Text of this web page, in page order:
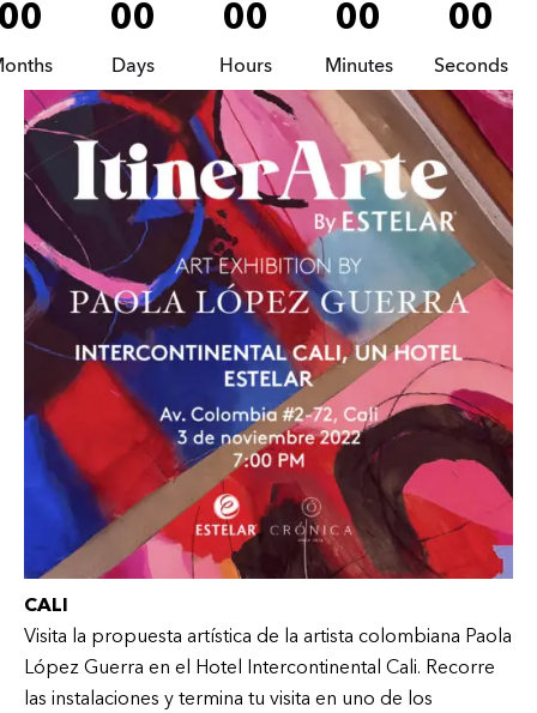
00
Days
00
Hours
00
Minutes
00
Seconds
CALI
Visita la propuesta artística de la artista colombiana Paola
López Guerra en el Hotel Intercontinental Cali. Recorre
las instalaciones y termina tu visita en uno de los